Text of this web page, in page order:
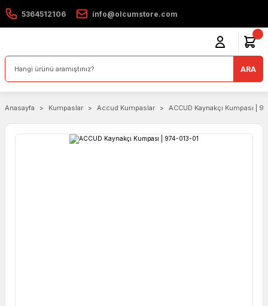
5364512106 info@olcumstore.com
ARA
Anasayfa Kumpaslar Accud Kumpaslar ACCUD Kaynakçı Kumpası |